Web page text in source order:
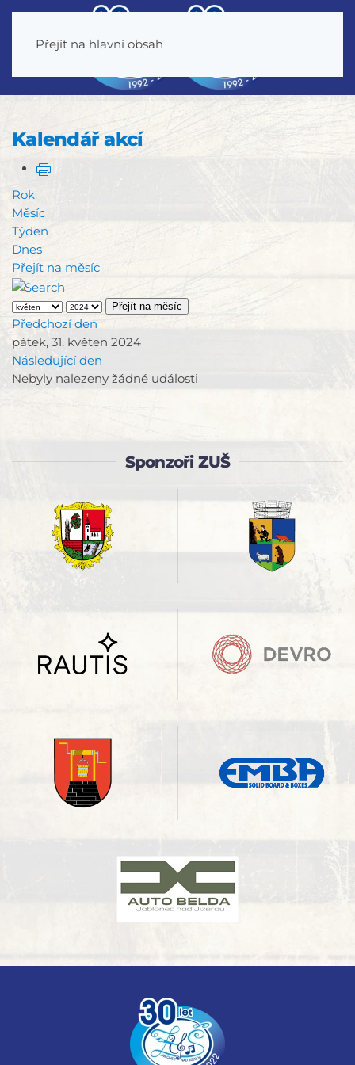
Přejít na hlavní obsah
Kalendář akcí
Rok
Měsíc
Týden
Dnes
Přejít na měsíc
Přejít na měsíc
Předchozí den
pátek, 31. květen 2024
Následující den
Nebyly nalezeny žádné události
Sponzoři ZUŠ